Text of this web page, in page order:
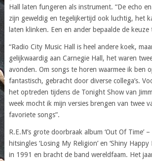
Hall laten fungeren als instrument. “De echo
zijn geweldig en tegelijkertijd ook luchtig, het
laten klinken. Een en ander bepaalde de keuze
“Radio City Music Hall is heel andere koek,
gelijkwaardig aan Carnegie Hall, het waren
avonden. Om songs te horen waarmee ik ben
fantastisch, gebracht door diverse collega’s.
het optreden tijdens de Tonight Show van
week mocht ik mijn versies brengen van twee
favoriete songs”.
R.E.M’s grote doorbraak album ‘Out Of Time’
hitsingles ‘Losing My Religion’ en ‘Shiny
in 1991 en bracht de band wereldfaam. Het